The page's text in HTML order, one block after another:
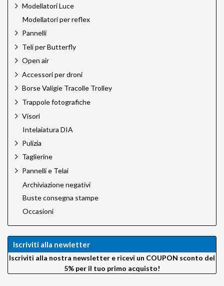
Megadap
Meking
Multiblitz
Novoflex
Novoflex Pro
Quantum
Rodenstock
Rodenstock Filtri
Savage
Silvestri
Sun Bounce
Talos by Silvestri
Techart PRO
Tether Tools
Trigger Smart
Velbon
VisibleDust
VSGO
Wellmaking
X-Rite
Modellatori Luce
Modellatori per reflex
Pannelli
Teli per Butterfly
Open air
Accessori per droni
Borse Valigie Tracolle Trolley
Trappole fotografiche
Visori
Intelaiatura DIA
Pulizia
Taglierine
Pannelli e Telai
Archiviazione negativi
Buste consegna stampe
Occasioni
Iscriviti alla newletter
Iscriviti alla nostra newsletter e ricevi un COUPON sconto del
5% per il tuo primo acquisto!